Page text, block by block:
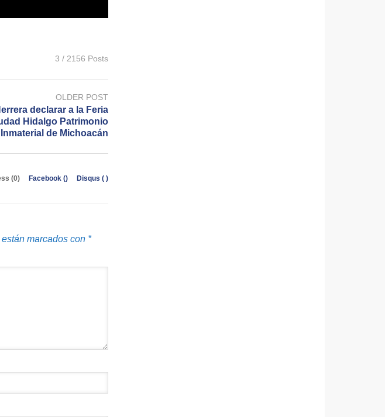
3 / 2156 Posts
OLDER POST
declarar a la Feria
Hidalgo Patrimonio
de Michoacán
(0) Facebook () Disqus ( )
marcados con *